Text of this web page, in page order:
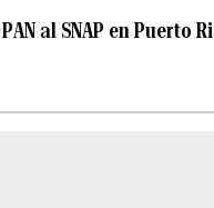
al SNAP en Puerto